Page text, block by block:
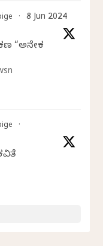
· 8 Jun 2024
“ಅನೇಕ
·